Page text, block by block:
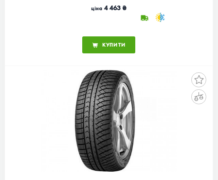
ціна 4 463 ₴
КУПИТИ